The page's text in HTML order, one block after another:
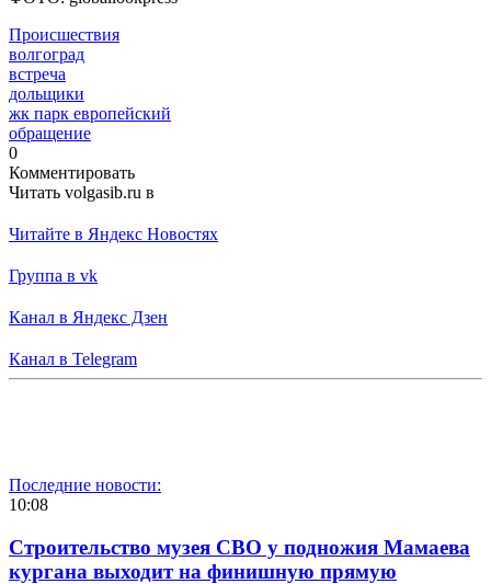
Происшествия
волгоград
встреча
дольщики
жк парк европейский
обращение
0
Комментировать
Читать volgasib.ru в
Читайте в Яндекс Новостях
Группа в vk
Канал в Яндекс Дзен
Канал в Telegram
Последние новости:
10:08
Строительство музея СВО у подножия Мамаева
кургана выходит на финишную прямую